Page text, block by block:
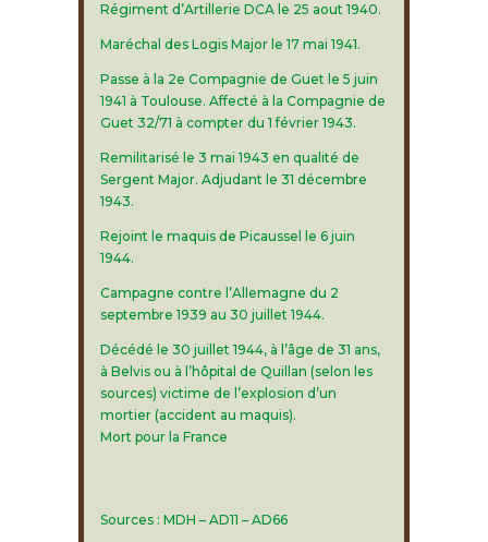
Régiment d’Artillerie DCA le 25 aout 1940.
Maréchal des Logis Major le 17 mai 1941.
Passe à la 2e Compagnie de Guet le 5 juin
1941 à Toulouse. Affecté à la Compagnie de
Guet 32/71 à compter du 1 février 1943.
Remilitarisé le 3 mai 1943 en qualité de
Sergent Major. Adjudant le 31 décembre
1943.
Rejoint le maquis de Picaussel le 6 juin
1944.
Campagne contre l’Allemagne du 2
septembre 1939 au 30 juillet 1944.
Décédé le 30 juillet 1944, à l’âge de 31 ans,
à Belvis ou à l’hôpital de Quillan (selon les
sources) victime de l’explosion d’un
mortier (accident au maquis).
Mort pour la France
Sources : MDH – AD11 – AD66